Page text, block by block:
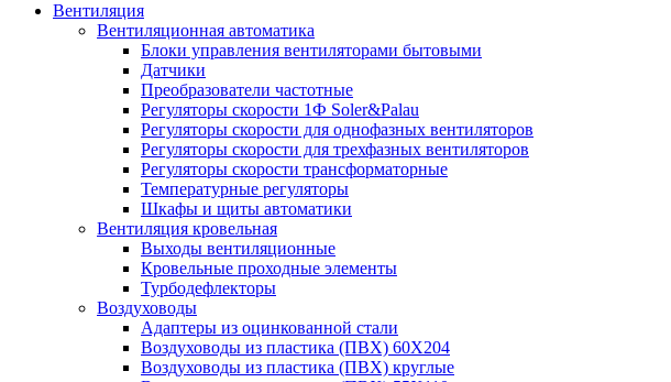
Вентиляция
Вентиляционная автоматика
Блоки управления вентиляторами бытовыми
Датчики
Преобразователи частотные
Регуляторы скорости 1Ф Soler&Palau
Регуляторы скорости для однофазных вентиляторов
Регуляторы скорости для трехфазных вентиляторов
Регуляторы скорости трансформаторные
Температурные регуляторы
Шкафы и щиты автоматики
Вентиляция кровельная
Выходы вентиляционные
Кровельные проходные элементы
Турбодефлекторы
Воздуховоды
Адаптеры из оцинкованной стали
Воздуховоды из пластика (ПВХ) 60Х204
Воздуховоды из пластика (ПВХ) круглые